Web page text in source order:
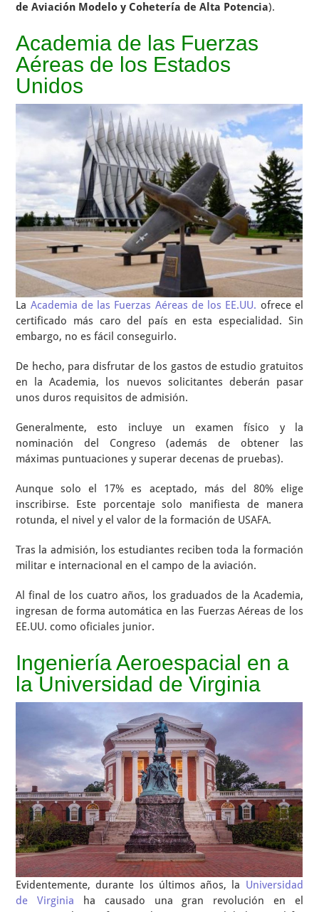
de Aviación Modelo y Cohetería de Alta Potencia).
Academia de las Fuerzas
Aéreas de los Estados
Unidos
La Academia de las Fuerzas Aéreas de los EE.UU. ofrece el
certificado más caro del país en esta especialidad. Sin
embargo, no es fácil conseguirlo.
De hecho, para disfrutar de los gastos de estudio gratuitos
en la Academia, los nuevos solicitantes deberán pasar
unos duros requisitos de admisión.
Generalmente, esto incluye un examen físico y la
nominación del Congreso (además de obtener las
máximas puntuaciones y superar decenas de pruebas).
Aunque solo el 17% es aceptado, más del 80% elige
inscribirse. Este porcentaje solo manifiesta de manera
rotunda, el nivel y el valor de la formación de USAFA.
Tras la admisión, los estudiantes reciben toda la formación
militar e internacional en el campo de la aviación.
Al final de los cuatro años, los graduados de la Academia,
ingresan de forma automática en las Fuerzas Aéreas de los
EE.UU. como oficiales junior.
Ingeniería Aeroespacial en a
la Universidad de Virginia
Evidentemente, durante los últimos años, la Universidad
de Virginia ha causado una gran revolución en el